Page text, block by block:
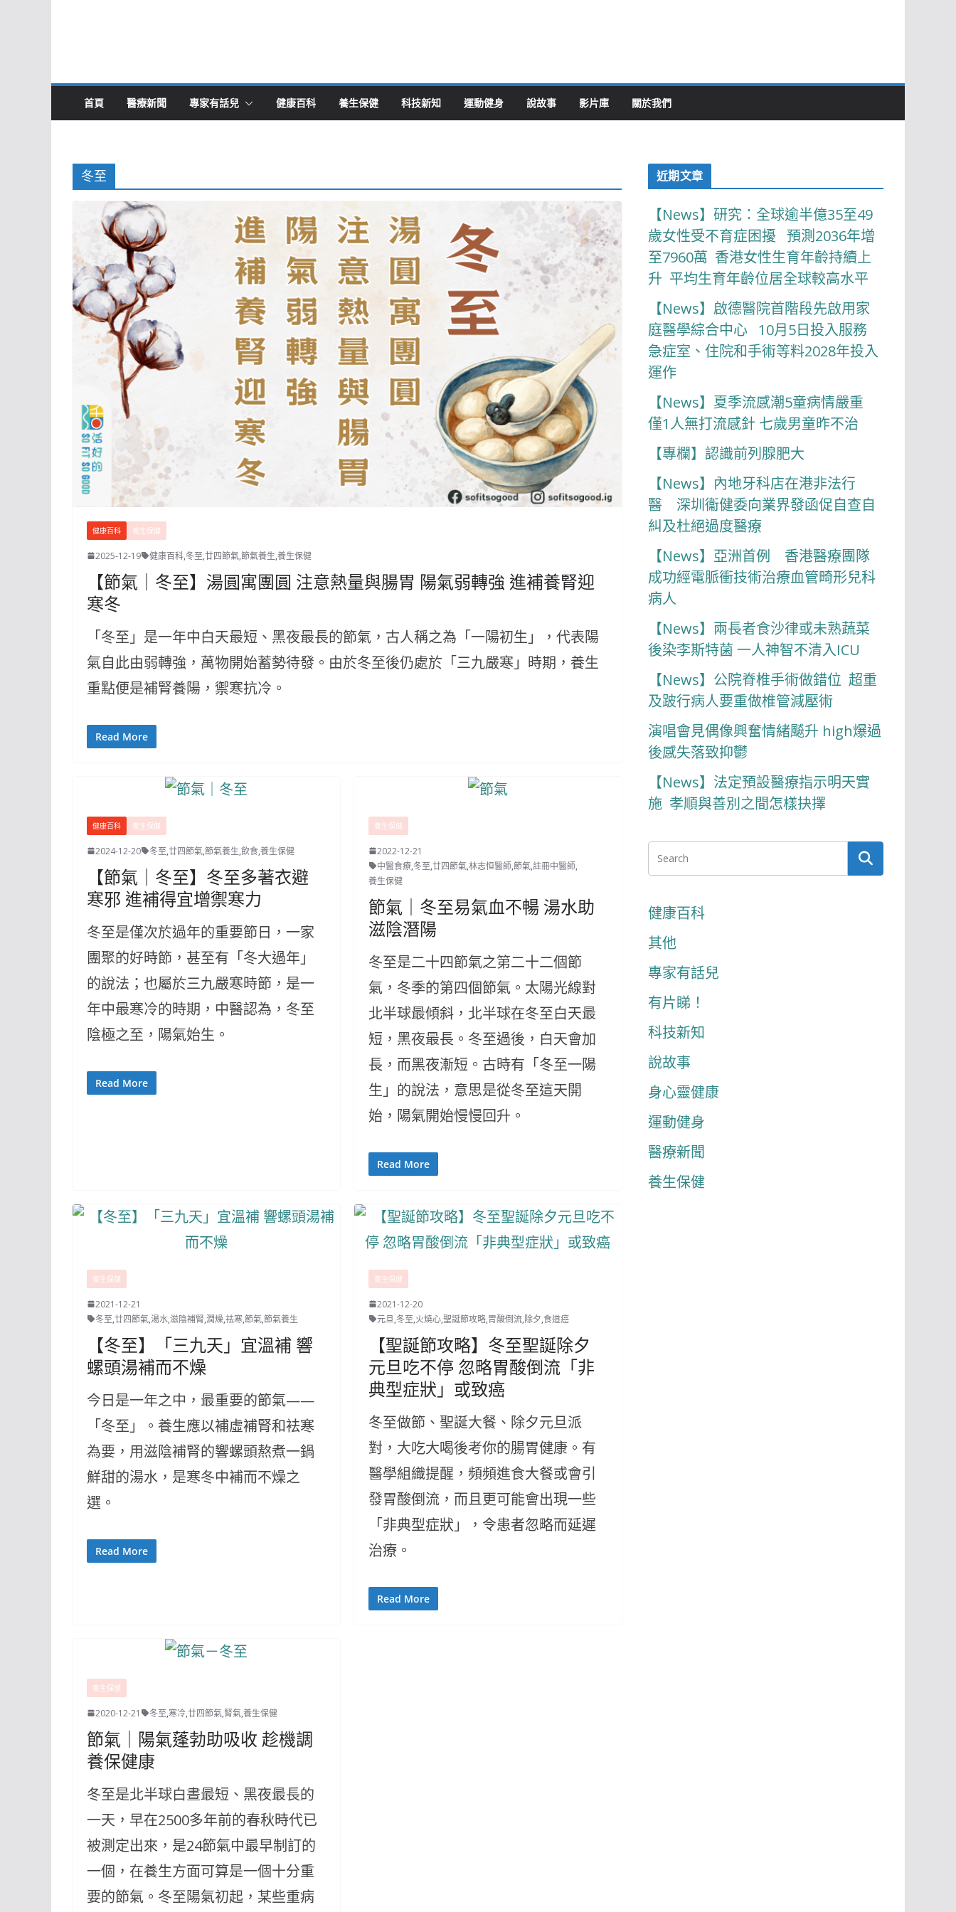
首頁 醫療新聞 專家有話兒 健康百科 養生保健 科技新知 運動健身 說故事 影片庫 關於我們
冬至
健康百科 養生保健
2025-12-19 健康百科,冬至,廿四節氣,節氣養生,養生保健
【節氣｜冬至】湯圓寓團圓 注意熱量與腸胃 陽氣弱轉強 進補養腎迎
寒冬
「冬至」是一年中白天最短、黑夜最長的節氣，古人稱之為「一陽初生」，代表陽
氣自此由弱轉強，萬物開始蓄勢待發。由於冬至後仍處於「三九嚴寒」時期，養生
重點便是補腎養陽，禦寒抗冷。
Read More
健康百科 養生保健
2024-12-20 冬至,廿四節氣,節氣養生,飲食,養生保健
【節氣｜冬至】冬至多著衣避
寒邪 進補得宜增禦寒力
冬至是僅次於過年的重要節日，一家
團聚的好時節，甚至有「冬大過年」
的說法；也屬於三九嚴寒時節，是一
年中最寒冷的時期，中醫認為，冬至
陰極之至，陽氣始生。
Read More
養生保健
2022-12-21
中醫食療,冬至,廿四節氣,林志恒醫師,節氣,註冊中醫師,
養生保健
節氣｜冬至易氣血不暢 湯水助
滋陰潛陽
冬至是二十四節氣之第二十二個節
氣，冬季的第四個節氣。太陽光線對
北半球最傾斜，北半球在冬至白天最
短，黑夜最長。冬至過後，白天會加
長，而黑夜漸短。古時有「冬至一陽
生」的說法，意思是從冬至這天開
始，陽氣開始慢慢回升。
Read More
養生保健
2021-12-21
冬至,廿四節氣,湯水,滋陰補腎,潤燥,祛寒,節氣,節氣養生
【冬至】「三九天」宜溫補 響
螺頭湯補而不燥
今日是一年之中，最重要的節氣——
「冬至」。養生應以補虛補腎和袪寒
為要，用滋陰補腎的響螺頭熬煮一鍋
鮮甜的湯水，是寒冬中補而不燥之
選。
Read More
養生保健
2021-12-20
元旦,冬至,火燒心,聖誕節攻略,胃酸倒流,除夕,食道癌
【聖誕節攻略】冬至聖誕除夕
元旦吃不停 忽略胃酸倒流「非
典型症狀」或致癌
冬至做節、聖誕大餐、除夕元旦派
對，大吃大喝後考你的腸胃健康。有
醫學組織提醒，頻頻進食大餐或會引
發胃酸倒流，而且更可能會出現一些
「非典型症狀」，令患者忽略而延遲
治療。
Read More
養生保健
2020-12-21 冬至,寒冷,廿四節氣,腎氣,養生保健
節氣｜陽氣蓬勃助吸收 趁機調
養保健康
冬至是北半球白晝最短、黑夜最長的
一天，早在2500多年前的春秋時代已
被測定出來，是24節氣中最早制訂的
一個，在養生方面可算是一個十分重
要的節氣。冬至陽氣初起，某些重病
近期文章
【News】研究：全球逾半億35至49
歲女性受不育症困擾 預測2036年增
至7960萬 香港女性生育年齡持續上
升 平均生育年齡位居全球較高水平
【News】啟德醫院首階段先啟用家
庭醫學綜合中心 10月5日投入服務
急症室、住院和手術等料2028年投入
運作
【News】夏季流感潮5童病情嚴重
僅1人無打流感針 七歲男童昨不治
【專欄】認識前列腺肥大
【News】內地牙科店在港非法行
醫 深圳衞健委向業界發函促自查自
糾及杜絕過度醫療
【News】亞洲首例 香港醫療團隊
成功經電脈衝技術治療血管畸形兒科
病人
【News】兩長者食沙律或未熟蔬菜
後染李斯特菌 一人神智不清入ICU
【News】公院脊椎手術做錯位 超重
及跛行病人要重做椎管減壓術
演唱會見偶像興奮情緒飇升 high爆過
後感失落致抑鬱
【News】法定預設醫療指示明天實
施 孝順與善別之間怎樣抉擇
健康百科
其他
專家有話兒
有片睇！
科技新知
說故事
身心靈健康
運動健身
醫療新聞
養生保健